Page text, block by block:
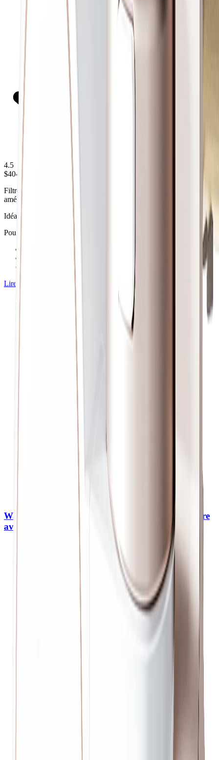
4.5
$40-60
Filtre de douche au Vitamine C infusé qui élimine le chlore et
améliore la santé de la peau et des cheveux.
Idéal pour
Pour les personnes ayant une peau ou des cheveux sensibles
Élimine le chlore de l’eau de douche
Améliore la santé de la peau et des cheveux
Lire l’avis
Vérifier le prix
WaterDrop Accessoire de lavage du visage Skincare
avec robinet de filtre à eau Bfc3